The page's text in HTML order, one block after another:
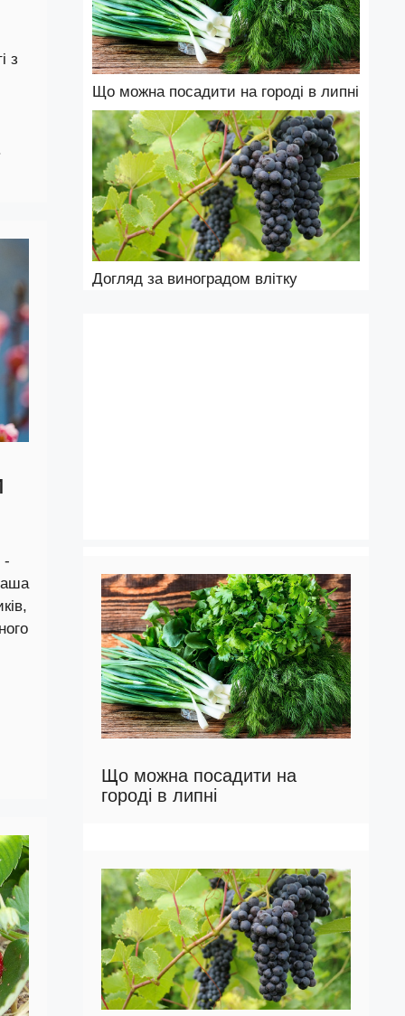
з
-
Що можна посадити на городі в липні
Догляд за виноградом влітку
Що можна посадити на
городі в липні